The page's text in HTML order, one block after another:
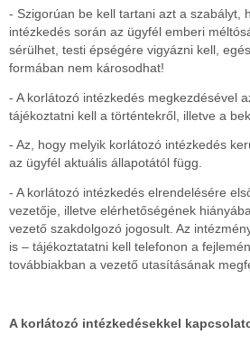
- Szigorúan be kell tartani azt a szabályt,
intézkedés során az ügyfél emberi
sérülhet, testi épségére vigyázni kell,
formában nem károsodhat!
- A korlátozó intézkedés megkezdésével
tájékoztatni kell a történtekről, illetve a
- Az, hogy melyik korlátozó intézkedés
az ügyfél aktuális állapotától függ.
- A korlátozó intézkedés elrendelésére
vezetője, illetve elérhetőségének
vezető szakdolgozó jogosult. Az
is – tájékoztatatni kell telefonon a
továbbiakban a vezető utasításának
A korlátozó intézkedésekkel